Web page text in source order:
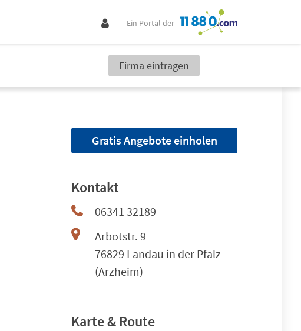
Ein Portal der
Firma eintragen
Gratis Angebote einholen
Kontakt
06341 32189
Arbotstr. 9
76829 Landau in der Pfalz
(Arzheim)
Karte & Route